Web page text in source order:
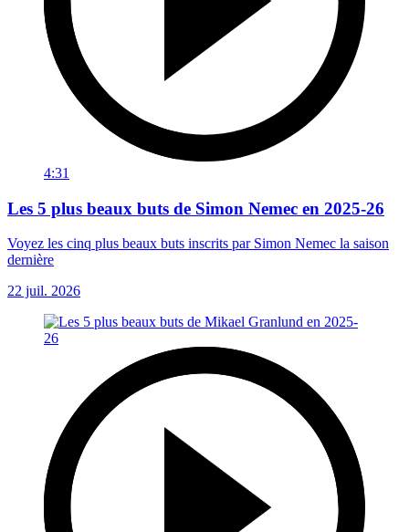
4:31
Les 5 plus beaux buts de Simon Nemec en 2025-26
Voyez les cinq plus beaux buts inscrits par Simon Nemec la saison
dernière
22 juil. 2026